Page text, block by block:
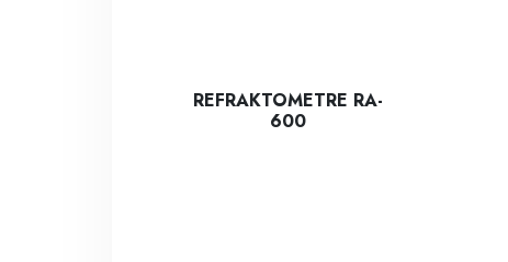
REFRAKTOMETRE RA-
600